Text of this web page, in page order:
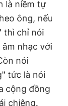
là niềm tự
ông, nếu
thì chỉ nói
nhạc với
nói
tức là nói
cộng đồng
chiêng.